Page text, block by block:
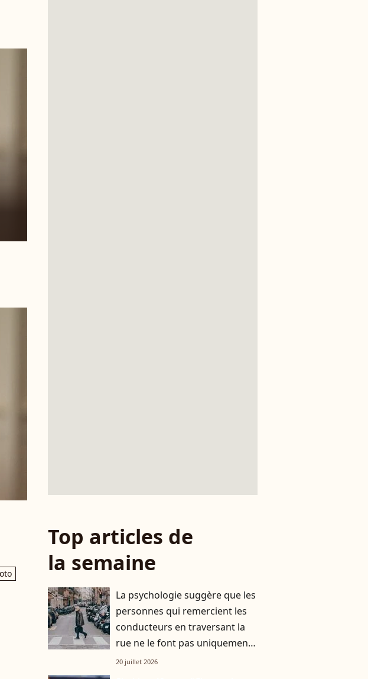
Top articles de
la semaine
La psychologie suggère que les
personnes qui remercient les
conducteurs en traversant la
rue ne le font pas uniquement
par gratitude
20 juillet 2026